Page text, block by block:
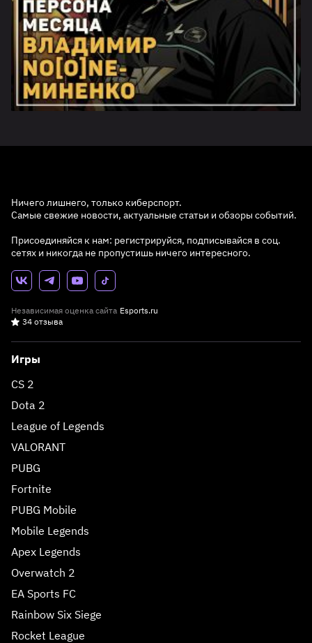
Ничего лишнего, только киберспорт.
Самые свежие новости, актуальные статьи и обзоры событий.
Присоединяйся к нам: регистрируйся, подписывайся в соц.
сетях и никогда не пропустишь ничего интересного.
Независимая оценка сайта Esports.ru
34 отзыва
Игры
CS 2
Dota 2
League of Legends
VALORANT
PUBG
Fortnite
PUBG Mobile
Mobile Legends
Apex Legends
Overwatch 2
EA Sports FC
Rainbow Six Siege
Rocket League